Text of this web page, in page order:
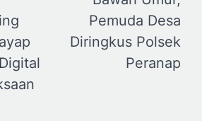
Pemuda Desa
Diringkus Polsek
Peranap